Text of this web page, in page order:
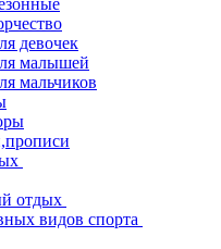
девочек
малышей
мальчиков
отдых
видов спорта